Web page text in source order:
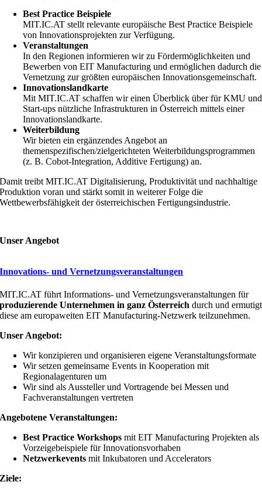
Best Practice Beispiele
MIT.IC.AT stellt relevante europäische Best Practice Beispiele
von Innovationsprojekten zur Verfügung.
Veranstaltungen
In den Regionen informieren wir zu Fördermöglichkeiten und
Bewerben von EIT Manufacturing und ermöglichen dadurch die
Vernetzung zur größten europäischen Innovationsgemeinschaft.
Innovationslandkarte
Mit MIT.IC.AT schaffen wir einen Überblick über für KMU und
Start-ups nützliche Infrastrukturen in Österreich mittels einer
Innovationslandkarte.
Weiterbildung
Wir bieten ein ergänzendes Angebot an
themenspezifischen/zielgerichteten Weiterbildungsprogrammen
(z. B. Cobot-Integration, Additive Fertigung) an.
Damit treibt MIT.IC.AT Digitalisierung, Produktivität und nachhaltige
Produktion voran und stärkt somit in weiterer Folge die
Wettbewerbsfähigkeit der österreichischen Fertigungsindustrie.
Unser Angebot
Innovations- und Vernetzungsveranstaltungen
MIT.IC.AT führt Informations- und Vernetzungsveranstaltungen für
produzierende Unternehmen in ganz Österreich durch und ermutigt
diese am europaweiten EIT Manufacturing-Netzwerk teilzunehmen.
Unser Angebot:
Wir konzipieren und organisieren eigene Veranstaltungsformate
Wir setzen gemeinsame Events in Kooperation mit
Regionalagenturen um
Wir sind als Aussteller und Vortragende bei Messen und
Fachveranstaltungen vertreten
Angebotene Veranstaltungen:
Best Practice Workshops mit EIT Manufacturing Projekten als
Vorzeigebeispiele für Innovationsvorhaben
Netzwerkevents mit Inkubatoren und Accelerators
Ziele: